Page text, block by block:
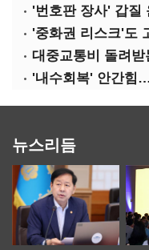
'번호판 장사' 갑
'내수회복' 안간힘
뉴스리듬